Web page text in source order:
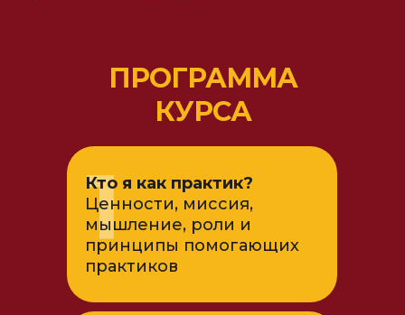
ПРОГРАММА
КУРСА
1
Кто я как практик?
Ценности, миссия,
мышление, роли и
принципы помогающих
практиков